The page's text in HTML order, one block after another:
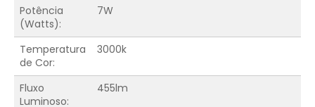
Potência
(Watts):
7W
Temperatura
de Cor:
3000k
Fluxo
Luminoso:
455lm